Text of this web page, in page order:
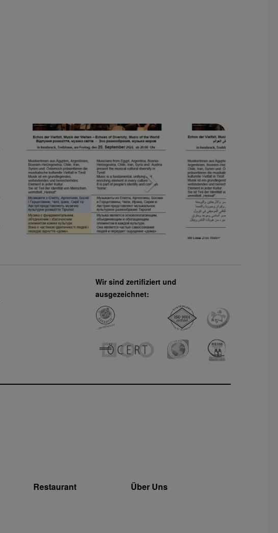
Wir sind zertifiziert und
ausgezeichnet:
Restaurant Über Uns